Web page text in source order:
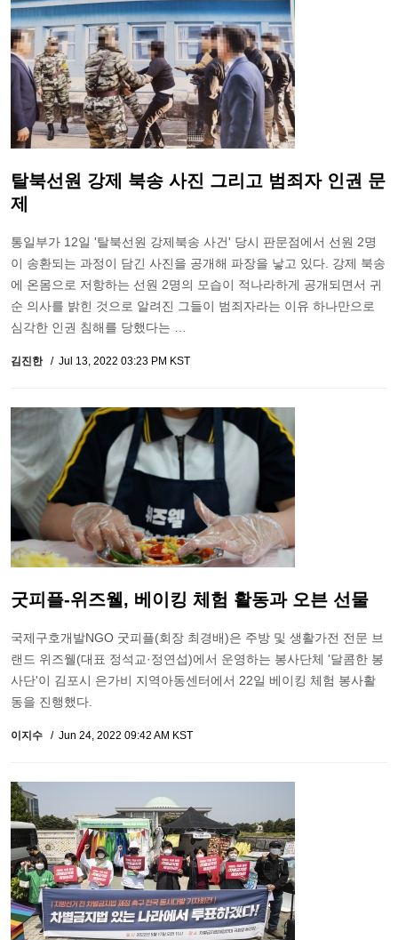
탈북선원 강제 북송 사진 그리고 범죄자 인권 문
제
통일부가 12일 '탈북선원 강제북송 사건' 당시 판문점에서 선원 2명
이 송환되는 과정이 담긴 사진을 공개해 파장을 낳고 있다. 강제 북송
에 온몸으로 저항하는 선원 2명의 모습이 적나라하게 공개되면서 귀
순 의사를 밝힌 것으로 알려진 그들이 범죄자라는 이유 하나만으로
심각한 인권 침해를 당했다는 …
김진한 Jul 13, 2022 03:23 PM KST
굿피플-위즈웰, 베이킹 체험 활동과 오븐 선물
국제구호개발NGO 굿피플(회장 최경배)은 주방 및 생활가전 전문 브
랜드 위즈웰(대표 정석교·정연섭)에서 운영하는 봉사단체 '달콤한 봉
사단'이 김포시 은가비 지역아동센터에서 22일 베이킹 체험 봉사활
동을 진행했다.
이지수 Jun 24, 2022 09:42 AM KST